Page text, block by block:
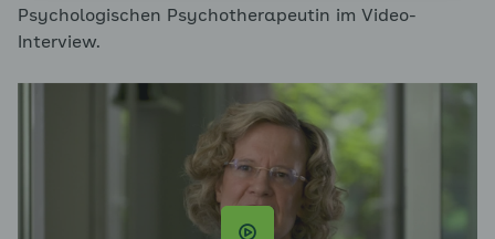
Psychologischen Psychotherapeutin im Video-
Interview.